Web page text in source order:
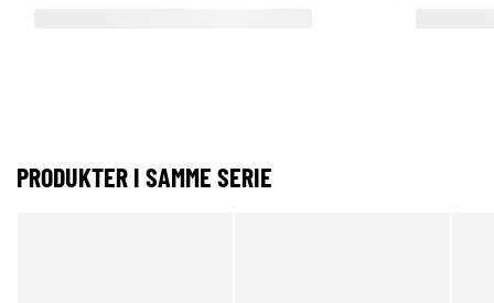
PRODUKTER I SAMME SERIE